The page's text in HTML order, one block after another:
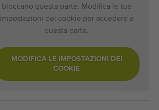
bloccano questa parte. Modifica le tue
impostazioni dei cookie per accedere a
questa parte.
MODIFICA LE IMPOSTAZIONI DEI
COOKIE